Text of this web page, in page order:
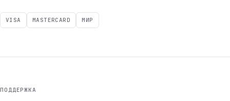
VISA MASTERCARD МИР
ПОДДЕРЖКА